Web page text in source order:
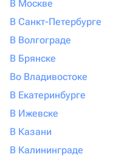
В Москве
В Санкт-Петербурге
В Волгограде
В Брянске
Во Владивостоке
В Екатеринбурге
В Ижевске
В Казани
В Калининграде